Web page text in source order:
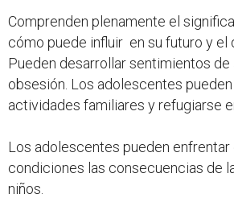
Comprenden plenamente el
cómo puede influir en su futuro y el
Pueden desarrollar sentimientos de
obsesión. Los adolescentes
actividades familiares y refugiarse
Los adolescentes pueden enfrentar
condiciones las consecuencias de
niños.